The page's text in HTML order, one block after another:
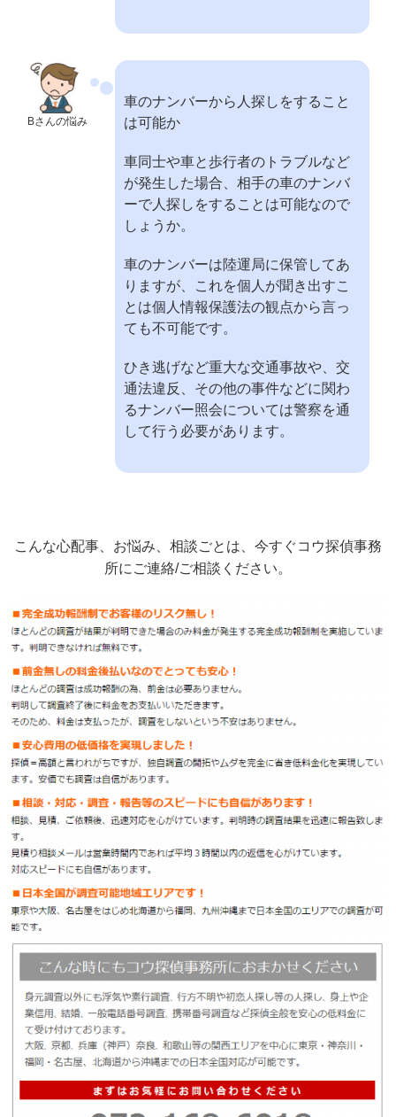
Bさんの悩み
車のナンバーから人探しをすること
は可能か
車同士や車と歩行者のトラブルなど
が発生した場合、相手の車のナンバ
ーで人探しをすることは可能なので
しょうか。
車のナンバーは陸運局に保管してあ
りますが、これを個人が聞き出すこ
とは個人情報保護法の観点から言っ
ても不可能です。
ひき逃げなど重大な交通事故や、交
通法違反、その他の事件などに関わ
るナンバー照会については警察を通
して行う必要があります。
こんな心配事、お悩み、相談ごとは、今すぐコウ探偵事務
所にご連絡/ご相談ください。